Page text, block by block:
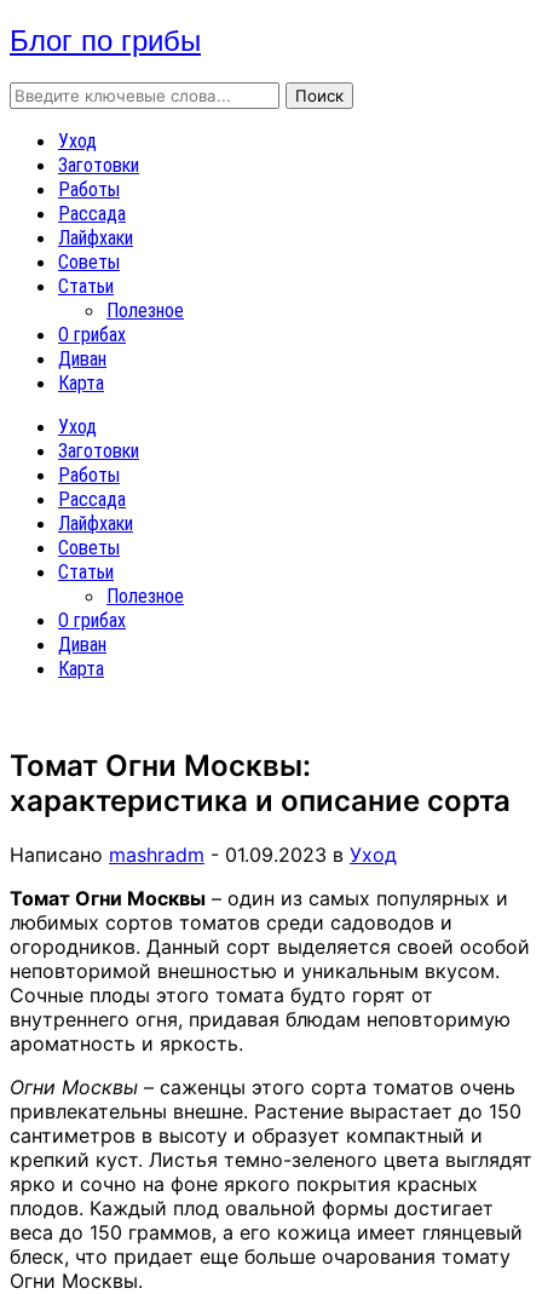
Блог по грибы
Уход
Заготовки
Работы
Рассада
Лайфхаки
Советы
Статьи
Полезное
О грибах
Диван
Карта
Уход
Заготовки
Работы
Рассада
Лайфхаки
Советы
Статьи
Полезное
О грибах
Диван
Карта
Томат Огни Москвы:
характеристика и описание сорта
Написано mashradm - 01.09.2023 в Уход
Томат Огни Москвы – один из самых популярных и
любимых сортов томатов среди садоводов и
огородников. Данный сорт выделяется своей особой
неповторимой внешностью и уникальным вкусом.
Сочные плоды этого томата будто горят от
внутреннего огня, придавая блюдам неповторимую
ароматность и яркость.
Огни Москвы – саженцы этого сорта томатов очень
привлекательны внешне. Растение вырастает до 150
сантиметров в высоту и образует компактный и
крепкий куст. Листья темно-зеленого цвета выглядят
ярко и сочно на фоне яркого покрытия красных
плодов. Каждый плод овальной формы достигает
веса до 150 граммов, а его кожица имеет глянцевый
блеск, что придает еще больше очарования томату
Огни Москвы.